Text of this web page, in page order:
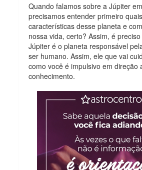
Quando falamos sobre a Júpiter
precisamos entender primeiro
características desse planeta e
nossa vida, certo? Assim, é
Júpiter é o planeta responsável
ser humano. Assim, ele que vai
como você é impulsivo em direção
conhecimento.